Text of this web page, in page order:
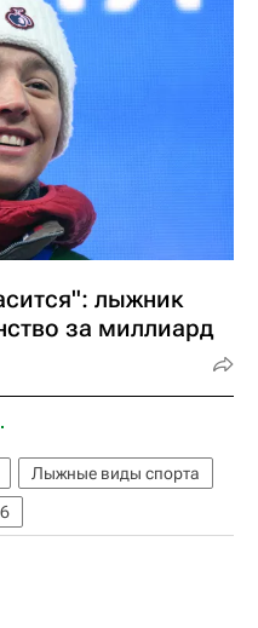
лыжник
за миллиард
Лыжные виды спорта